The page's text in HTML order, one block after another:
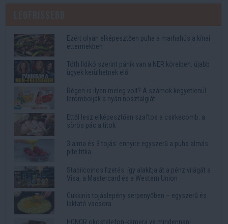
Ezért olyan elképesztően puha a marhahús a kínai
éttermekben
Tóth Ildikó szerint pánik van a NER köreiben: újabb
ügyek kerülhetnek elő
Régen is ilyen meleg volt? A számok kegyetlenül
lerombolják a nyári nosztalgiát
Ettől lesz elképesztően szaftos a csirkecomb: a
sörös pác a titok
3 alma és 3 tojás: ennyire egyszerű a puha almás
pite titka
Stabilcoinos fizetés: így alakítja át a pénz világát a
Visa, a Mastercard és a Western Union
Cukkinis tojáslepény serpenyőben – egyszerű és
laktató vacsora
HONOR okostelefon-kamera vs mindennapi